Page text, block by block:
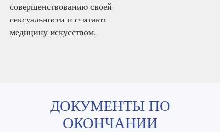
совершенствованию своей
сексуальности и считают
медицину искусством.
ДОКУМЕНТЫ ПО
ОКОНЧАНИИ